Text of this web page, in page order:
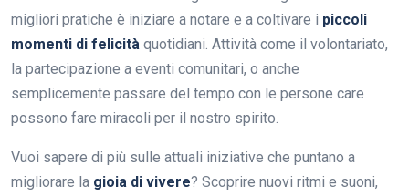
migliori pratiche è iniziare a notare e a coltivare i piccoli
momenti di felicità quotidiani. Attività come il volontariato,
la partecipazione a eventi comunitari, o anche
semplicemente passare del tempo con le persone care
possono fare miracoli per il nostro spirito.
Vuoi sapere di più sulle attuali iniziative che puntano a
migliorare la gioia di vivere? Scoprire nuovi ritmi e suoni,